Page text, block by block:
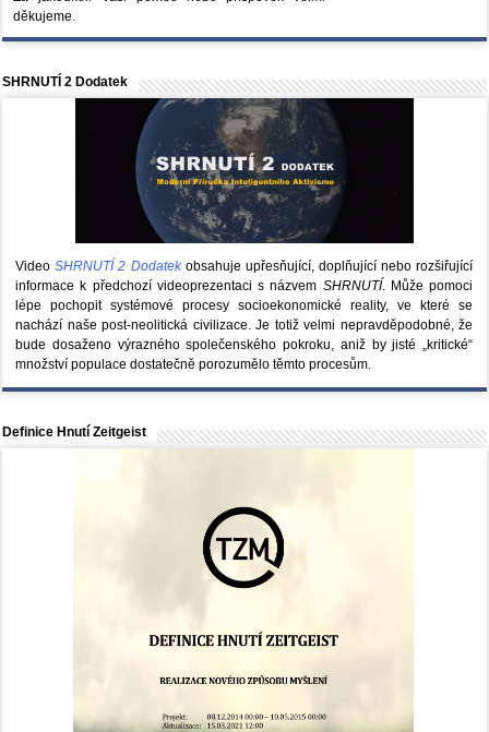
děkujeme.
SHRNUTÍ 2 Dodatek
VideoSHRNUTÍ 2 Dodatekobsahuje upřesňující, doplňující nebo rozšiřující
informace k předchozí videoprezentaci s názvem SHRNUTÍ. Může pomoci
lépe pochopit systémové procesy socioekonomické reality, ve které se
nachází naše post-neolitická civilizace. Je totiž velmi nepravděpodobné, že
bude dosaženo výrazného společenského pokroku, aniž by jisté „kritické“
množství populace dostatečně porozumělo těmto procesům.
Definice Hnutí Zeitgeist